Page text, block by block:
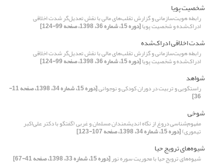
شخصیت پویا
رابطه هویت‌سازمانی و گزارش تقلب‌های مالی با نقش تعدیل‌گر شدت اخلاقی
ادراک‌شده و شخصیت پویا[دوره 15، شماره 36، 1398، صفحه 99-124]
شدت اخلاقی ادراک‌شده
رابطه هویت‌سازمانی و گزارش تقلب‌های مالی با نقش تعدیل‌گر شدت اخلاقی
ادراک‌شده و شخصیت پویا[دوره 15، شماره 36، 1398، صفحه 99-124]
شواهد
راستگویی و تربیت در دوران کودکی و نوجوانی [دوره 15، شماره 34، 1398، صفحه 11-
36]
شوخی
مفهوم‌شناسی دروغ از نگاه اندیشمندان مسلمان و غربی (گفتگو با دکتر علی‌اکبر
تیموری)[دوره 15، شماره 34، 1398، صفحه 107-123]
شیوه‌های ترویج حیا
شیوه‌های ترویج حیا با محوریت سوره نور[دوره 15، شماره 33، 1398، صفحه 41-67]